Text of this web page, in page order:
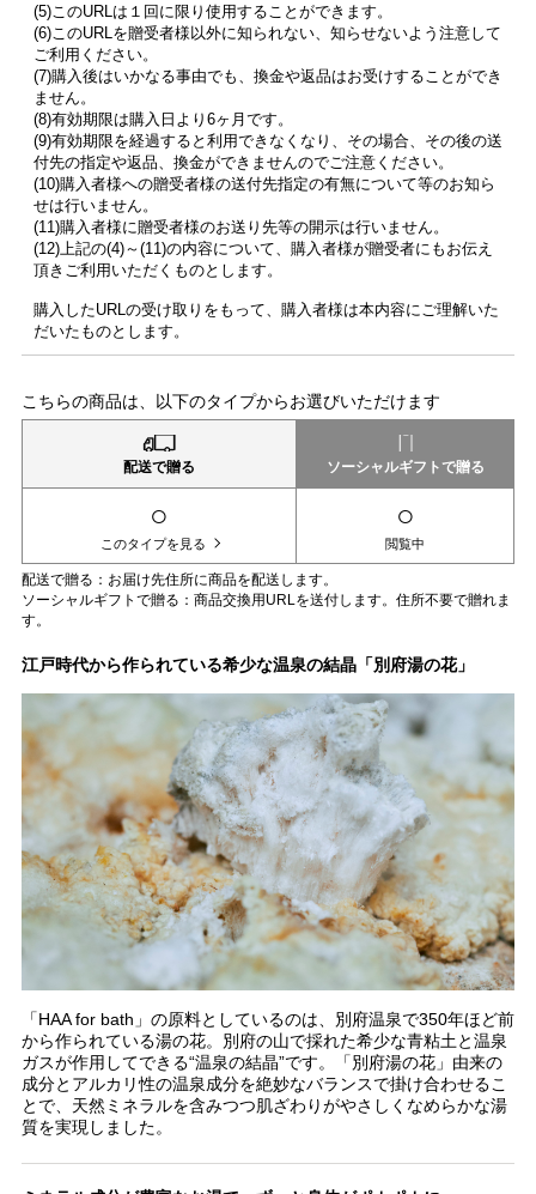
(5)このURLは１回に限り使用することができます。
(6)このURLを贈受者様以外に知られない、知らせないよう注意して
ご利用ください。
(7)購入後はいかなる事由でも、換金や返品はお受けすることができ
ません。
(8)有効期限は購入日より6ヶ月です。
(9)有効期限を経過すると利用できなくなり、その場合、その後の送
付先の指定や返品、換金ができませんのでご注意ください。
(10)購入者様への贈受者様の送付先指定の有無について等のお知ら
せは行いません。
(11)購入者様に贈受者様のお送り先等の開示は行いません。
(12)上記の(4)～(11)の内容について、購入者様が贈受者にもお伝え
頂きご利用いただくものとします。
購入したURLの受け取りをもって、購入者様は本内容にご理解いた
だいたものとします。
こちらの商品は、以下のタイプからお選びいただけます
配送で贈る ソーシャルギフトで贈る
○
このタイプを見る
○
閲覧中
配送で贈る：お届け先住所に商品を配送します。
ソーシャルギフトで贈る：商品交換用URLを送付します。住所不要で贈れま
す。
江戸時代から作られている希少な温泉の結晶「別府湯の花」
「HAA for bath」の原料としているのは、別府温泉で350年ほど前
から作られている湯の花。別府の山で採れた希少な青粘土と温泉
ガスが作用してできる“温泉の結晶”です。「別府湯の花」由来の
成分とアルカリ性の温泉成分を絶妙なバランスで掛け合わせるこ
とで、天然ミネラルを含みつつ肌ざわりがやさしくなめらかな湯
質を実現しました。